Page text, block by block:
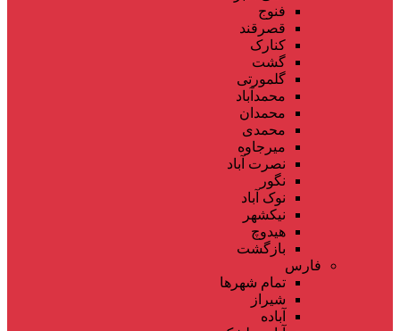
فنوج
قصرقند
کنارک
گشت
گلمورتی
محمدآباد
محمدان
محمدی
میرجاوه
نصرت آباد
نگور
نوک آباد
نیکشهر
هیدوچ
بازگشت
فارس
تمام شهر‌ها
شیراز
آباده